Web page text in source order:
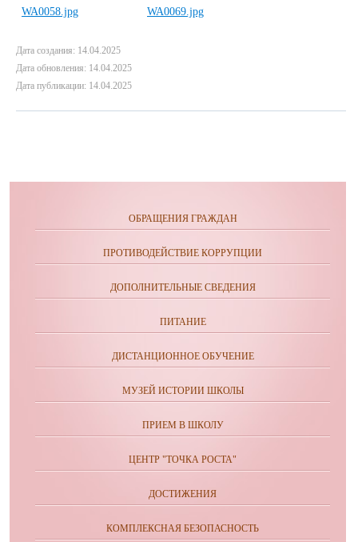
Дата создания: 14.04.2025
Дата обновления: 14.04.2025
Дата публикации: 14.04.2025
ОБРАЩЕНИЯ ГРАЖДАН
ПРОТИВОДЕЙСТВИЕ КОРРУПЦИИ
ДОПОЛНИТЕЛЬНЫЕ СВЕДЕНИЯ
ПИТАНИЕ
ДИСТАНЦИОННОЕ ОБУЧЕНИЕ
МУЗЕЙ ИСТОРИИ ШКОЛЫ
ПРИЕМ В ШКОЛУ
ЦЕНТР "ТОЧКА РОСТА"
ДОСТИЖЕНИЯ
КОМПЛЕКСНАЯ БЕЗОПАСНОСТЬ